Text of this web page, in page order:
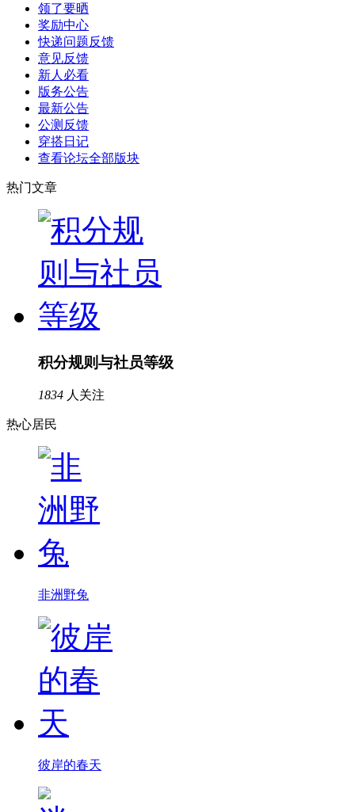
领了要晒
奖励中心
快递问题反馈
意见反馈
新人必看
版务公告
最新公告
公测反馈
穿搭日记
查看论坛全部版块
热门文章
积分规则与社员等级
1834 人关注
热心居民
非洲野兔
彼岸的春天